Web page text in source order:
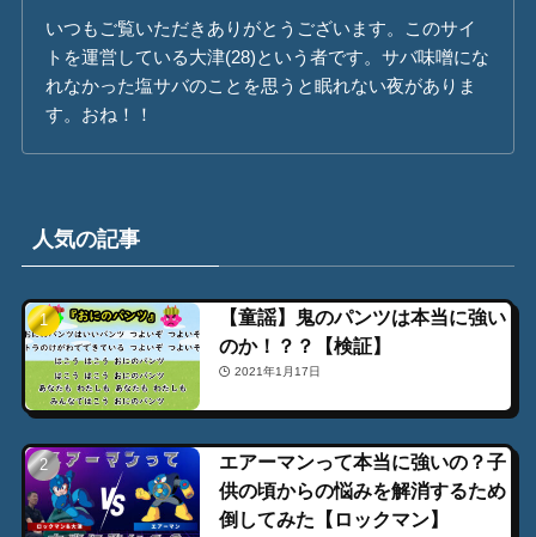
いつもご覧いただきありがとうございます。このサイ
トを運営している大津(28)という者です。サバ味噌にな
れなかった塩サバのことを思うと眠れない夜がありま
す。おね！！
人気の記事
【童謡】鬼のパンツは本当に強い
のか！？？【検証】
2021年1月17日
エアーマンって本当に強いの？子
供の頃からの悩みを解消するため
倒してみた【ロックマン】